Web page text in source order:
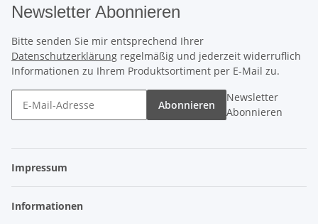
Newsletter Abonnieren
Bitte senden Sie mir entsprechend Ihrer
Datenschutzerklärung regelmäßig und jederzeit widerruflich
Informationen zu Ihrem Produktsortiment per E-Mail zu.
Abonnieren
Newsletter
Abonnieren
Impressum
Informationen